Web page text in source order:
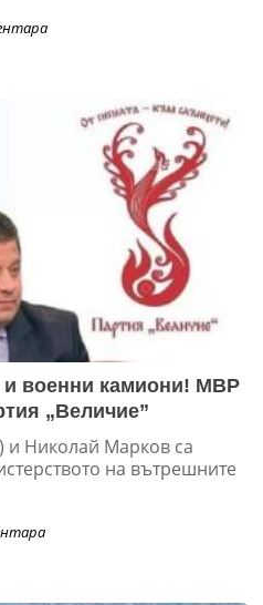
военни камиони! МВР
„Величие”
и Николай Марков са
на вътрешните